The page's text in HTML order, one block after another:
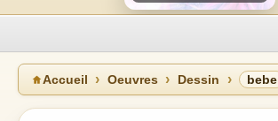
Accueil Oeuvres Dessin bebe